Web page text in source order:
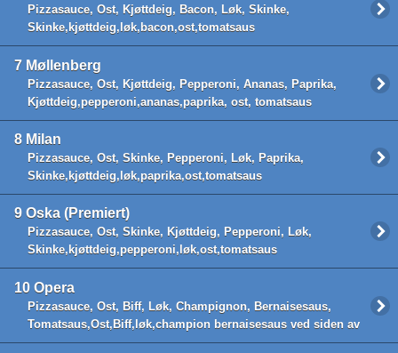
Pizzasauce, Ost, Kjøttdeig, Bacon, Løk, Skinke,
Skinke,kjøttdeig,løk,bacon,ost,tomatsaus
7 Møllenberg
Pizzasauce, Ost, Kjøttdeig, Pepperoni, Ananas, Paprika,
Kjøttdeig,pepperoni,ananas,paprika, ost, tomatsaus
8 Milan
Pizzasauce, Ost, Skinke, Pepperoni, Løk, Paprika,
Skinke,kjøttdeig,løk,paprika,ost,tomatsaus
9 Oska (Premiert)
Pizzasauce, Ost, Skinke, Kjøttdeig, Pepperoni, Løk,
Skinke,kjøttdeig,pepperoni,løk,ost,tomatsaus
10 Opera
Pizzasauce, Ost, Biff, Løk, Champignon, Bernaisesaus,
Tomatsaus,Ost,Biff,løk,champion bernaisesaus ved siden av